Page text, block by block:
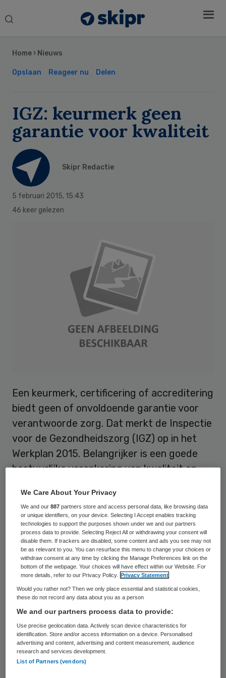
Search
Home › Nieuws
Opslaan Reageer nu Delen
IGZ: keurmerk geen
garantie voor kwaliteit
Skipr Redactie
5 februari 2015, 15:43
46 keer gelezen
Een keurmerk, certificering of accreditering
biedt geen of onvoldoende garantie voor
verantwoorde zorg. Dat merkt de Inspectie
voor de Gezondheidszorg (IGZ) op in het
Werkplan 2015. Belangrijker is een goede
bestuurlijke verankering van kwaliteit en
interne toezichthouders expliciet op deze
bestuurlijke verantwoordelijkheid
aanspreken.
De IGZ verwacht van bestuurders dat ze
een adequate systematiek hanteren om de
veiligheid en kwaliteit van zorg te bewaken,
te beheersen en te verbeteren. Een
onderdeel hier van is “stevig intern
toezicht, dat het bestuur niet alleen
adviseert, maar ook controleert”. Het
cliëntperspectief vormt wat de IGZ betreft
Sidebar
We Care About Your Privacy
We and our887 partners store and access personal data, like browsing data
or unique identifiers, on your device. Selecting I Accept enables tracking
technologies to support the purposes shown under we and our partners
process data to provide. Selecting Reject All or withdrawing your consent will
disable them. If trackers are disabled, some content and ads you see may not
be as relevant to you. You can resurface this menu to change your choices or
withdraw consent at any time by clicking the Manage Preferences link on the
bottom of the webpage. Your choices will have effect within our Website. For
more details, refer to our Privacy Policy.
Privacy Statement
Would you rather not? Then we only place essential and statistical cookies,
these do not record any data about you as a person
We and our partners process data to provide:
Use precise geolocation data. Actively scan device characteristics for
identification. Store and/or access information on a device. Personalised
advertising and content, advertising and content measurement, audience
research and services development.
List of Partners (vendors)